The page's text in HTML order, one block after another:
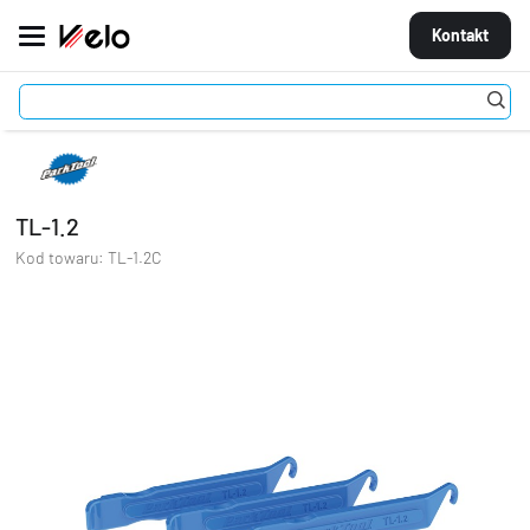
Kontakt
CZĘŚCI
Akcesoria Narzędzia Łatki i łyżki TL-1.2
TL-1.2
Kod towaru: TL-1.2C